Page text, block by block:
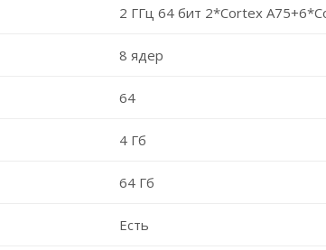
2 ГГц 64 бит 2*Cortex
8 ядер
64
4 Гб
64 Гб
Есть